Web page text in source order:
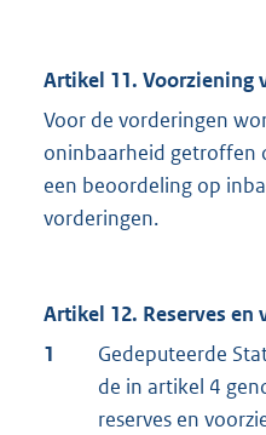
Artikel 11. Voorziening
Voor de vorderingen
oninbaarheid getroffen
een beoordeling op
vorderingen.
Artikel 12. Reserves en
1
Gedeputeerde
de in artikel 4
reserves en